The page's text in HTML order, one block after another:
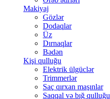
Makiyaj
Gözlər
Dodaqlar
Üz
Dırnaqlar
Bədən
Kişi qulluğu
Elektrik ülgüclər
Trimmerlər
Saç qırxan maşınlar
Saqqal və bığ qulluğu